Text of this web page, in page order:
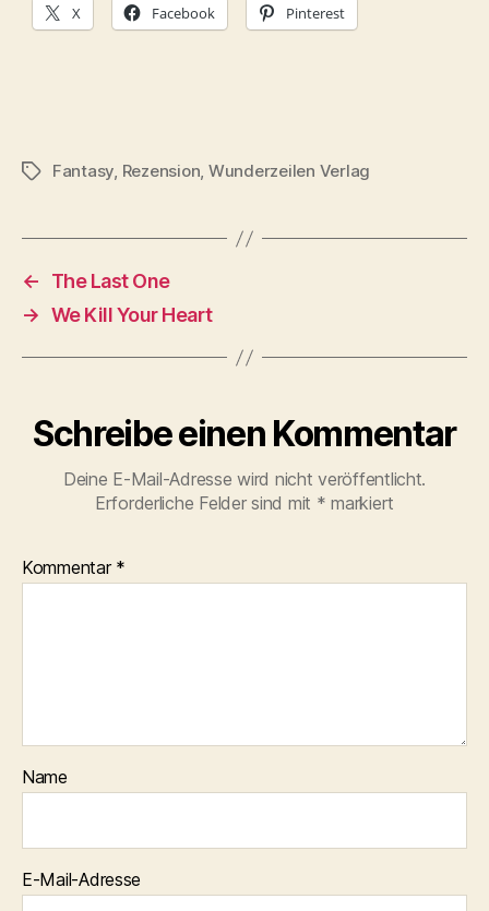
X Facebook Pinterest
Schlagwörter
Fantasy, Rezension, Wunderzeilen Verlag
←
The Last One
→ We Kill Your Heart
Schreibe einen Kommentar
Deine E-Mail-Adresse wird nicht veröffentlicht.
Erforderliche Felder sind mit * markiert
Kommentar *
Name
E-Mail-Adresse